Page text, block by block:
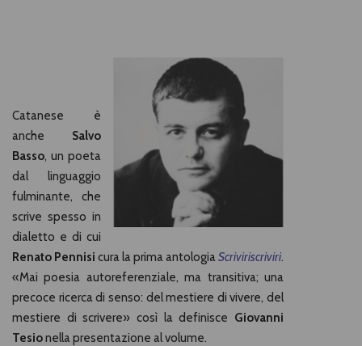
Catanese è
anche Salvo
Basso, un poeta
dal linguaggio
fulminante, che
scrive spesso in
dialetto e di cui
Renato Pennisi cura la prima antologiaScriviriscriviri.
«Mai poesia autoreferenziale, ma transitiva; una
precoce ricerca di senso: del mestiere di vivere, del
mestiere di scrivere» così la definisce Giovanni
Tesionella presentazione al volume.